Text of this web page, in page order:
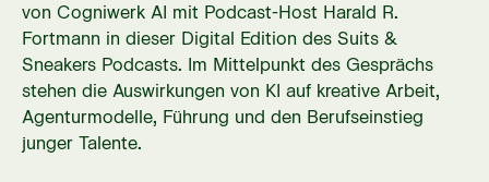
von Cogniwerk AI mit Podcast-Host Harald R.
Fortmann in dieser Digital Edition des Suits &
Sneakers Podcasts. Im Mittelpunkt des Gesprächs
stehen die Auswirkungen von KI auf kreative Arbeit,
Agenturmodelle, Führung und den Berufseinstieg
junger Talente.